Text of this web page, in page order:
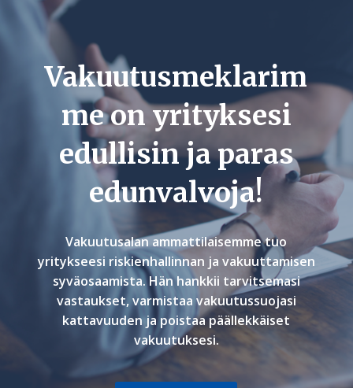
Vakuutusmeklarim
me on yrityksesi
edullisin ja paras
edunvalvoja!
Vakuutusalan ammattilaisemme tuo
yritykseesi riskienhallinnan ja vakuuttamisen
syväosaamista. Hän hankkii tarvitsemasi
vastaukset, varmistaa vakuutussuojasi
kattavuuden ja poistaa päällekkäiset
vakuutuksesi.